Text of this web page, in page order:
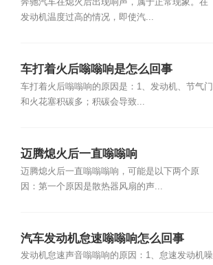
奔驰汽车在熄火后出现响声，属于正常现象。在
发动机温度过高的情况，即使汽...
车打着火后嗡嗡响是怎么回事
车打着火后嗡嗡响的原因是：1、发动机、节气门
和火花塞积碳多；积碳会导致...
迈腾熄火后一直嗡嗡响
迈腾熄火后一直嗡嗡嗡响，可能是以下两个原
因：第一个原因是散热器风扇的声...
汽车发动机怠速嗡嗡响怎么回事
发动机怠速声音嗡嗡响的原因：1、怠速发动机噪